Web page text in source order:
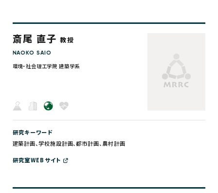
斎尾 直子教授
NAOKO SAIO
環境・社会理工学院 建築学系
研究キーワード
建築計画、学校施設計画、都市計画、農村計画
研究室WEBサイト